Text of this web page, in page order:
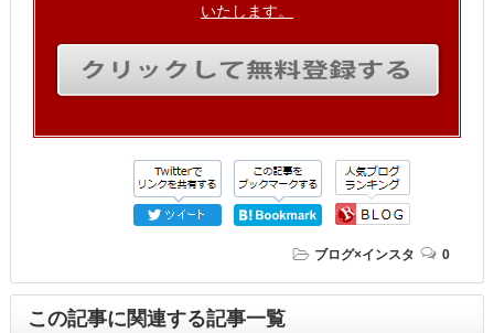
いたします。
ブログ×インスタ 0
この記事に関連する記事一覧